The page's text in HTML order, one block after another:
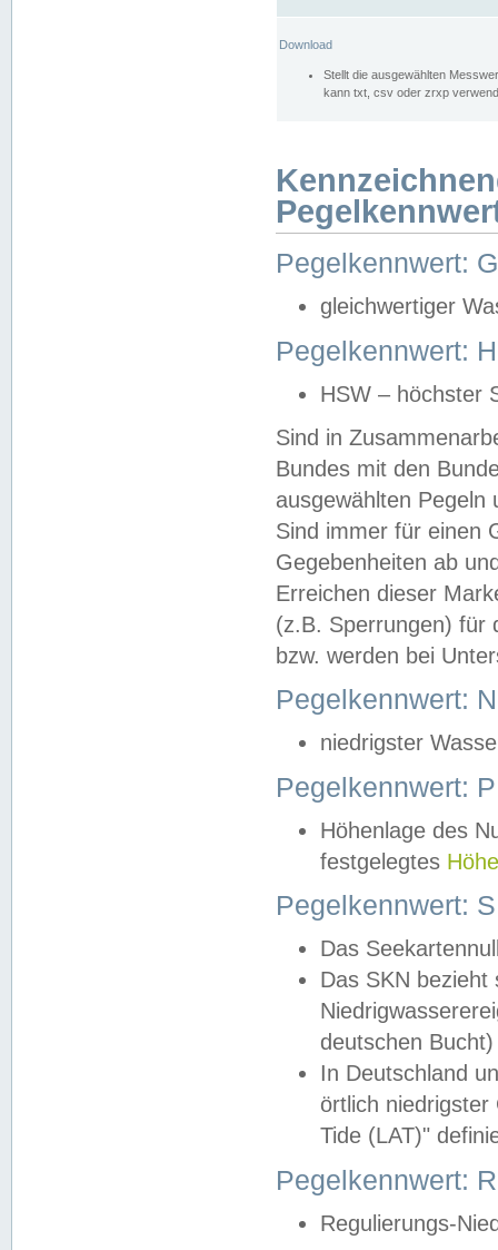
Download
Stellt die ausgewählten
kann txt, csv oder zrxp
Pegelkennwert:
gleichwertiger
Pegelkennwert:
HSW – höchster
Sind in
Bundes mit den
ausgewählten
Sind immer für einen
Gegebenheiten ab
Erreichen dieser
(z.B. Sperrungen) für
bzw. werden bei
Pegelkennwert:
niedrigster
Pegelkennwert:
Höhenlage des
festgelegtes
Pegelkennwert:
Das
Das SKN
deutschen
In Deutschland
örtlich
Tide (LAT)"
Pegelkennwert:
Regulierungs-